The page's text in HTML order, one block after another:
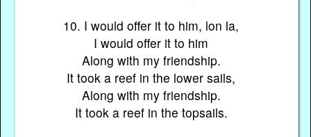
10. I would offer it to him, lon la,
I would offer it to him
Along with my friendship.
It took a reef in the lower sails,
Along with my friendship.
It took a reef in the topsails.